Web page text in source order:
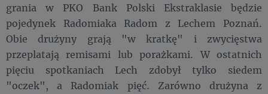
grania w PKO Bank Polski Ekstraklasie będzie
pojedynek Radomiaka Radom z Lechem Poznań.
Obie drużyny grają "w kratkę" i zwycięstwa
przeplatają remisami lub porażkami. W ostatnich
pięciu spotkaniach Lech zdobył tylko siedem
"oczek", a Radomiak pięć. Zarówno drużyna z